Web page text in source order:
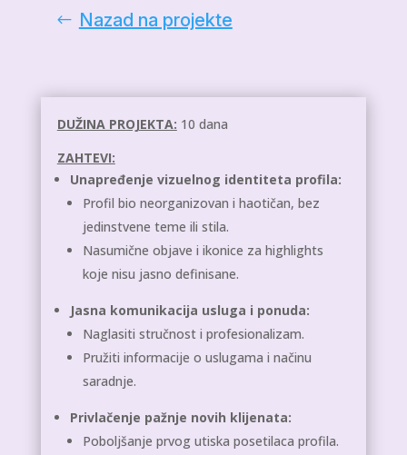
Nazad na projekte
DUŽINA PROJEKTA: 10 dana
ZAHTEVI:
Unapređenje vizuelnog identiteta profila:
Profil bio neorganizovan i haotičan, bez
jedinstvene teme ili stila.
Nasumične objave i ikonice za highlights
koje nisu jasno definisane.
Jasna komunikacija usluga i ponuda:
Naglasiti stručnost i profesionalizam.
Pružiti informacije o uslugama i načinu
saradnje.
Privlačenje pažnje novih klijenata:
Poboljšanje prvog utiska posetilaca profila.